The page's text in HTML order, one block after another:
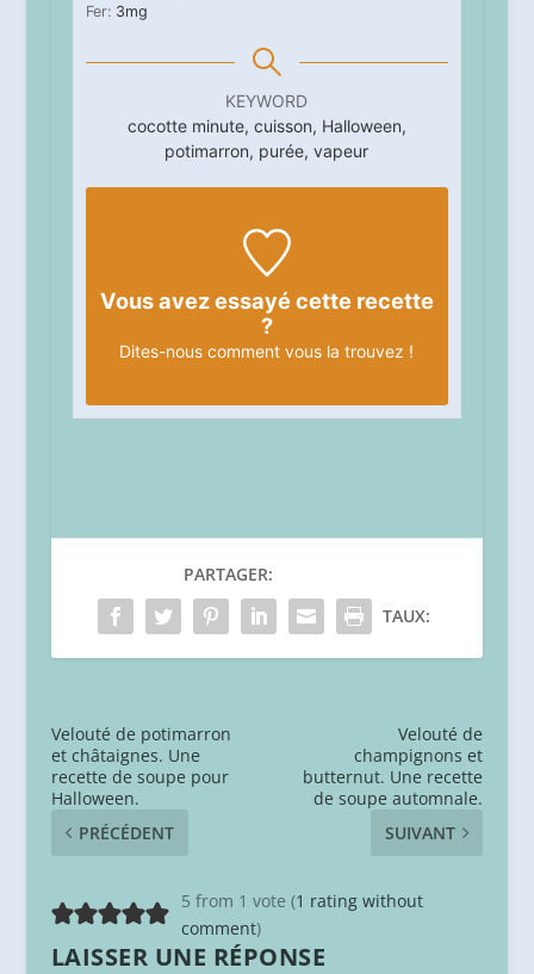
Fer: 3mg
KEYWORD
cocotte minute, cuisson, Halloween,
potimarron, purée, vapeur
Vous avez essayé cette recette
?
Dites-nous comment vous la trouvez !
PARTAGER:
TAUX:
Velouté de potimarron
et châtaignes. Une
recette de soupe pour
Halloween.
PRÉCÉDENT
Velouté de
champignons et
butternut. Une recette
de soupe automnale.
SUIVANT
5 from 1 vote (1 rating without
comment)
LAISSER UNE RÉPONSE